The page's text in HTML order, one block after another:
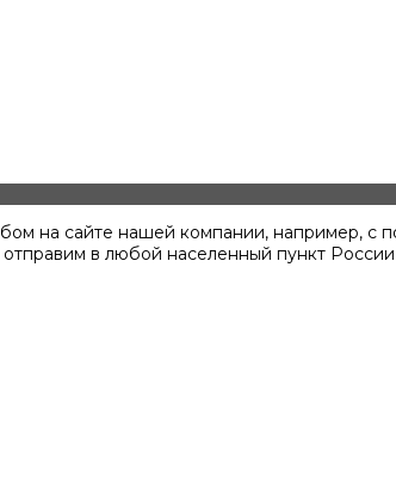
на сайте нашей компании, например, с
в любой населенный пункт